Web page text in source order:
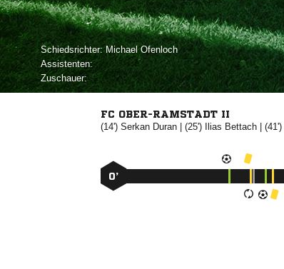
Schiedsrichter: 
Assistenten:
Zuschauer:
FC OBER-RAMSTADT II
(14') | (25')  | (41')
0’